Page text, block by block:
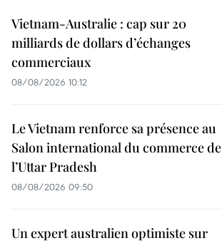
Vietnam-Australie : cap sur 20
milliards de dollars d’échanges
commerciaux
08/08/2026 10:12
Le Vietnam renforce sa présence au
Salon international du commerce de
l’Uttar Pradesh
08/08/2026 09:50
Un expert australien optimiste sur